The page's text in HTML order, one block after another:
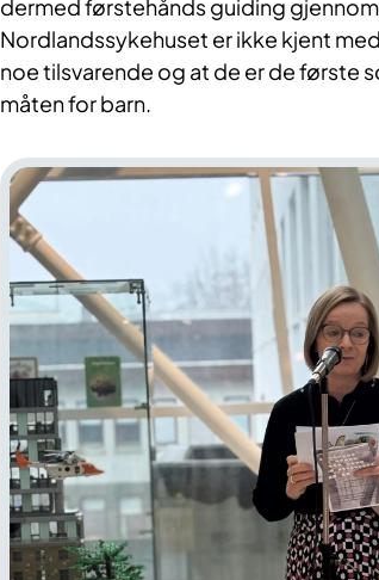
dermed førstehånds guiding
Nordlandssykehuset er ikke kjent
noe tilsvarende og at de er de første
måten for barn.